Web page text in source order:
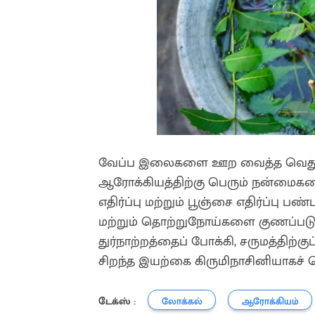
வேப்ப இலைகளை ஊற வைத்த
ஆரோக்கியத்திற்கு பெரும்
எதிர்ப்பு மற்றும் பூஞ்சை எதிர்ப்பு
மற்றும் தொற்றுநோய்களை
துர்நாற்றத்தைப் போக்கி,
சிறந்த இயற்கை கிருமிநாசினியாகச்
டேக்ஸ் : லோக்கல் ஆரோக்கியம்